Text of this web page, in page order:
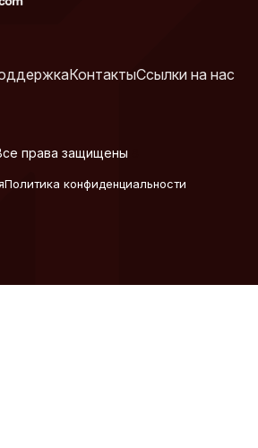
КонтактыСсылки на нас
права защищены
Политика конфиденциальности